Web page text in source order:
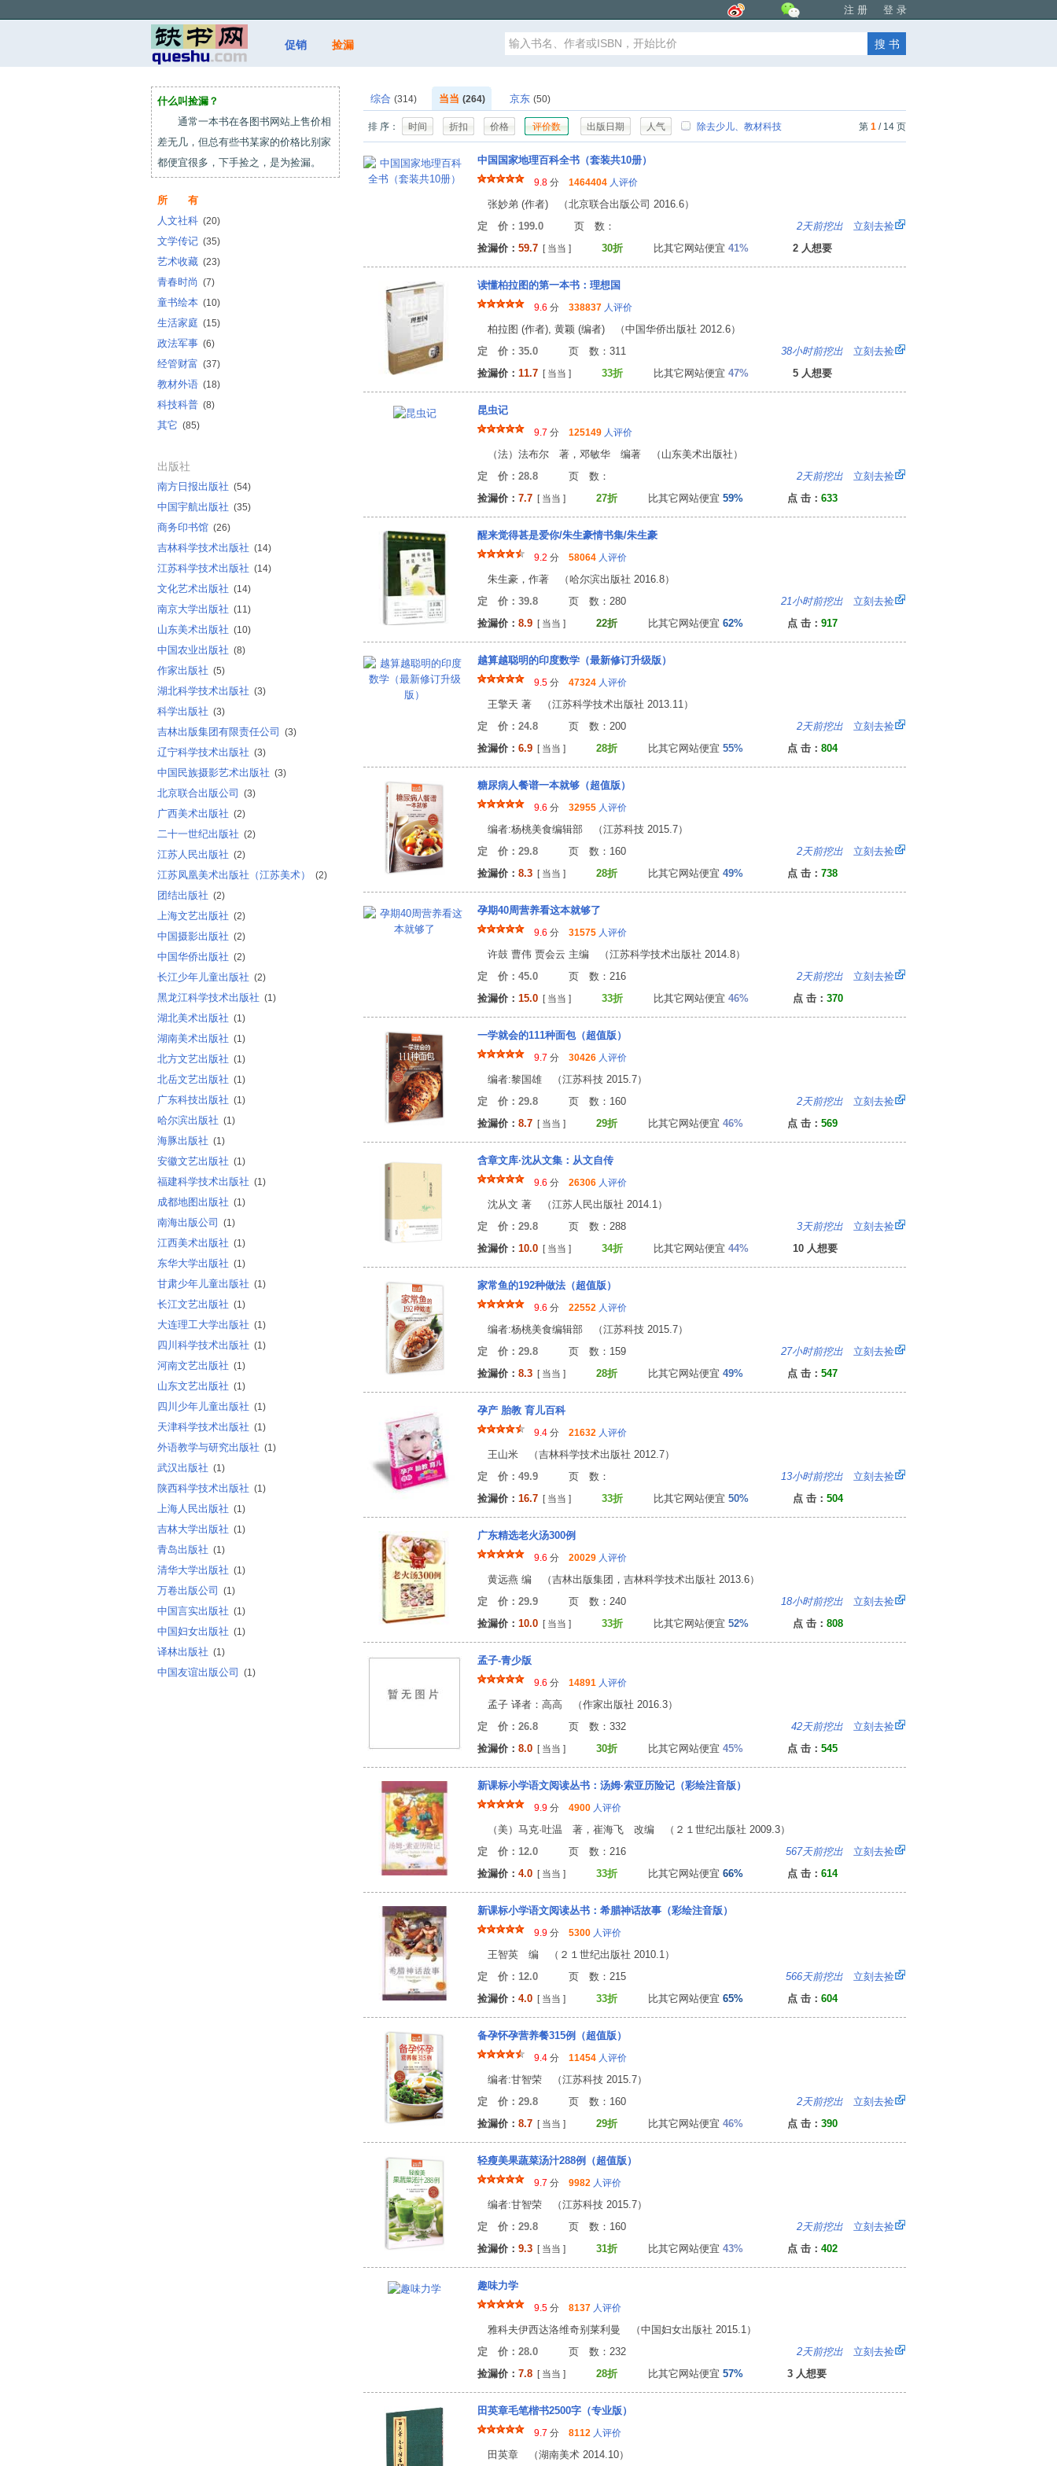
注 册 登 录
促销 捡漏
什么叫捡漏？
通常一本书在各图书网站上售价相
差无几，但总有些书某家的价格比别家
都便宜很多，下手捡之，是为捡漏。
所 有
人文社科 (20)
文学传记 (35)
艺术收藏 (23)
青春时尚 (7)
童书绘本 (10)
生活家庭 (15)
政法军事 (6)
经管财富 (37)
教材外语 (18)
科技科普 (8)
其它 (85)
出版社
南方日报出版社 (54)
中国宇航出版社 (35)
商务印书馆 (26)
吉林科学技术出版社 (14)
江苏科学技术出版社 (14)
文化艺术出版社 (14)
南京大学出版社 (11)
山东美术出版社 (10)
中国农业出版社 (8)
作家出版社 (5)
湖北科学技术出版社 (3)
科学出版社 (3)
吉林出版集团有限责任公司 (3)
辽宁科学技术出版社 (3)
中国民族摄影艺术出版社 (3)
北京联合出版公司 (3)
广西美术出版社 (2)
二十一世纪出版社 (2)
江苏人民出版社 (2)
江苏凤凰美术出版社（江苏美术） (2)
团结出版社 (2)
上海文艺出版社 (2)
中国摄影出版社 (2)
中国华侨出版社 (2)
长江少年儿童出版社 (2)
黑龙江科学技术出版社 (1)
湖北美术出版社 (1)
湖南美术出版社 (1)
北方文艺出版社 (1)
北岳文艺出版社 (1)
广东科技出版社 (1)
哈尔滨出版社 (1)
海豚出版社 (1)
安徽文艺出版社 (1)
福建科学技术出版社 (1)
成都地图出版社 (1)
南海出版公司 (1)
江西美术出版社 (1)
东华大学出版社 (1)
甘肃少年儿童出版社 (1)
长江文艺出版社 (1)
大连理工大学出版社 (1)
四川科学技术出版社 (1)
河南文艺出版社 (1)
山东文艺出版社 (1)
四川少年儿童出版社 (1)
天津科学技术出版社 (1)
外语教学与研究出版社 (1)
武汉出版社 (1)
陕西科学技术出版社 (1)
上海人民出版社 (1)
吉林大学出版社 (1)
青岛出版社 (1)
清华大学出版社 (1)
万卷出版公司 (1)
中国言实出版社 (1)
中国妇女出版社 (1)
译林出版社 (1)
中国友谊出版公司 (1)
综合 (314) 当当 (264) 京东 (50)
排 序： 时间 折扣 价格 评价数 出版日期 人气 除去少儿、教材科技 第 1 / 14 页
中国国家地理百科全书（套装共10册）
9.8 分 1464404 人评价
张妙弟 (作者) （北京联合出版公司 2016.6）
定 价：199.0 页 数： 2天前挖出 立刻去捡
捡漏价： 59.7 [ 当当 ] 30折 比其它网站便宜 41% 2 人想要
读懂柏拉图的第一本书：理想国
9.6 分 338837 人评价
柏拉图 (作者), 黄颖 (编者) （中国华侨出版社 2012.6）
定 价：35.0 页 数：311 38小时前挖出 立刻去捡
捡漏价： 11.7 [ 当当 ] 33折 比其它网站便宜 47% 5 人想要
昆虫记
9.7 分 125149 人评价
（法）法布尔 著，邓敏华 编著 （山东美术出版社）
定 价：28.8 页 数： 2天前挖出 立刻去捡
捡漏价： 7.7 [ 当当 ] 27折 比其它网站便宜 59% 点 击： 633
醒来觉得甚是爱你/朱生豪情书集/朱生豪
9.2 分 58064 人评价
朱生豪，作著 （哈尔滨出版社 2016.8）
定 价：39.8 页 数：280 21小时前挖出 立刻去捡
捡漏价： 8.9 [ 当当 ] 22折 比其它网站便宜 62% 点 击： 917
越算越聪明的印度数学（最新修订升级版）
9.5 分 47324 人评价
王擎天 著 （江苏科学技术出版社 2013.11）
定 价：24.8 页 数：200 2天前挖出 立刻去捡
捡漏价： 6.9 [ 当当 ] 28折 比其它网站便宜 55% 点 击： 804
糖尿病人餐谱一本就够（超值版）
9.6 分 32955 人评价
编者:杨桃美食编辑部 （江苏科技 2015.7）
定 价：29.8 页 数：160 2天前挖出 立刻去捡
捡漏价： 8.3 [ 当当 ] 28折 比其它网站便宜 49% 点 击： 738
孕期40周营养看这本就够了
9.6 分 31575 人评价
许鼓 曹伟 贾会云 主编 （江苏科学技术出版社 2014.8）
定 价：45.0 页 数：216 2天前挖出 立刻去捡
捡漏价： 15.0 [ 当当 ] 33折 比其它网站便宜 46% 点 击： 370
一学就会的111种面包（超值版）
9.7 分 30426 人评价
编者:黎国雄 （江苏科技 2015.7）
定 价：29.8 页 数：160 2天前挖出 立刻去捡
捡漏价： 8.7 [ 当当 ] 29折 比其它网站便宜 46% 点 击： 569
含章文库·沈从文集：从文自传
9.6 分 26306 人评价
沈从文 著 （江苏人民出版社 2014.1）
定 价：29.8 页 数：288 3天前挖出 立刻去捡
捡漏价： 10.0 [ 当当 ] 34折 比其它网站便宜 44% 10 人想要
家常鱼的192种做法（超值版）
9.6 分 22552 人评价
编者:杨桃美食编辑部 （江苏科技 2015.7）
定 价：29.8 页 数：159 27小时前挖出 立刻去捡
捡漏价： 8.3 [ 当当 ] 28折 比其它网站便宜 49% 点 击： 547
孕产 胎教 育儿百科
9.4 分 21632 人评价
王山米 （吉林科学技术出版社 2012.7）
定 价：49.9 页 数： 13小时前挖出 立刻去捡
捡漏价： 16.7 [ 当当 ] 33折 比其它网站便宜 50% 点 击： 504
广东精选老火汤300例
9.6 分 20029 人评价
黄远燕 编 （吉林出版集团，吉林科学技术出版社 2013.6）
定 价：29.9 页 数：240 18小时前挖出 立刻去捡
捡漏价： 10.0 [ 当当 ] 33折 比其它网站便宜 52% 点 击： 808
孟子-青少版
9.6 分 14891 人评价
孟子 译者：高高 （作家出版社 2016.3）
定 价：26.8 页 数：332 42天前挖出 立刻去捡
捡漏价： 8.0 [ 当当 ] 30折 比其它网站便宜 45% 点 击： 545
新课标小学语文阅读丛书：汤姆·索亚历险记（彩绘注音版）
9.9 分 4900 人评价
（美）马克·吐温 著，崔海飞 改编 （２１世纪出版社 2009.3）
定 价：12.0 页 数：216 567天前挖出 立刻去捡
捡漏价： 4.0 [ 当当 ] 33折 比其它网站便宜 66% 点 击： 614
新课标小学语文阅读丛书：希腊神话故事（彩绘注音版）
9.9 分 5300 人评价
王智英 编 （２１世纪出版社 2010.1）
定 价：12.0 页 数：215 566天前挖出 立刻去捡
捡漏价： 4.0 [ 当当 ] 33折 比其它网站便宜 65% 点 击： 604
备孕怀孕营养餐315例（超值版）
9.4 分 11454 人评价
编者:甘智荣 （江苏科技 2015.7）
定 价：29.8 页 数：160 2天前挖出 立刻去捡
捡漏价： 8.7 [ 当当 ] 29折 比其它网站便宜 46% 点 击： 390
轻瘦美果蔬菜汤汁288例（超值版）
9.7 分 9982 人评价
编者:甘智荣 （江苏科技 2015.7）
定 价：29.8 页 数：160 2天前挖出 立刻去捡
捡漏价： 9.3 [ 当当 ] 31折 比其它网站便宜 43% 点 击： 402
趣味力学
9.5 分 8137 人评价
雅科夫伊西达洛维奇别莱利曼 （中国妇女出版社 2015.1）
定 价：28.0 页 数：232 2天前挖出 立刻去捡
捡漏价： 7.8 [ 当当 ] 28折 比其它网站便宜 57% 3 人想要
田英章毛笔楷书2500字（专业版）
9.7 分 8112 人评价
田英章 （湖南美术 2014.10）